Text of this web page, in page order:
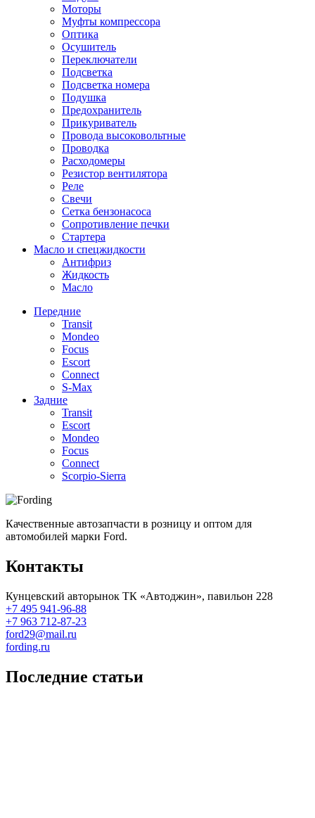
Моторы
Муфты компрессора
Оптика
Осушитель
Переключатели
Подсветка
Подсветка номера
Подушка
Предохранитель
Прикуриватель
Провода высоковольтные
Проводка
Расходомеры
Резистор вентилятора
Реле
Свечи
Сетка бензонасоса
Сопротивление печки
Стартера
Масло и спецжидкости
Антифриз
Жидкость
Масло
Передние
Transit
Mondeo
Focus
Escort
Connect
S-Max
Задние
Transit
Escort
Mondeo
Focus
Connect
Scorpio-Sierra
Качественные автозапчасти в розницу и оптом для
автомобилей марки Ford.
Контакты
Кунцевский авторынок ТК «Автоджин», павильон 228
+7 495 941-96-88
+7 963 712-87-23
ford29@mail.ru
fording.ru
Последние статьи